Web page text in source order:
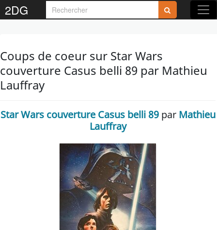
2DG
Coups de coeur sur Star Wars
couverture Casus belli 89 par Mathieu
Lauffray
Star Wars couverture Casus belli 89par Mathieu
Lauffray